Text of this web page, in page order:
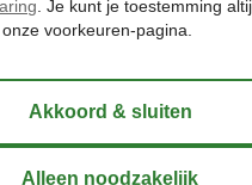
meest geliefde
met overhangende